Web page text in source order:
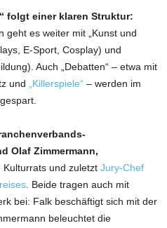
folgt einer klaren Struktur:
geht es weiter mit „Kunst und
E-Sport, Cosplay) und
Auch „Debatten“ – etwa mit
und
„Killerspiele“ – werden im
Olaf Zimmermann,
und zuletzt Jury-Chef
. Beide tragen auch mit
bei: Falk beschäftigt sich mit der
beleuchtet die